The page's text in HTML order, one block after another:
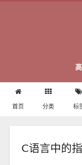
首页 分类 标
C语言中的